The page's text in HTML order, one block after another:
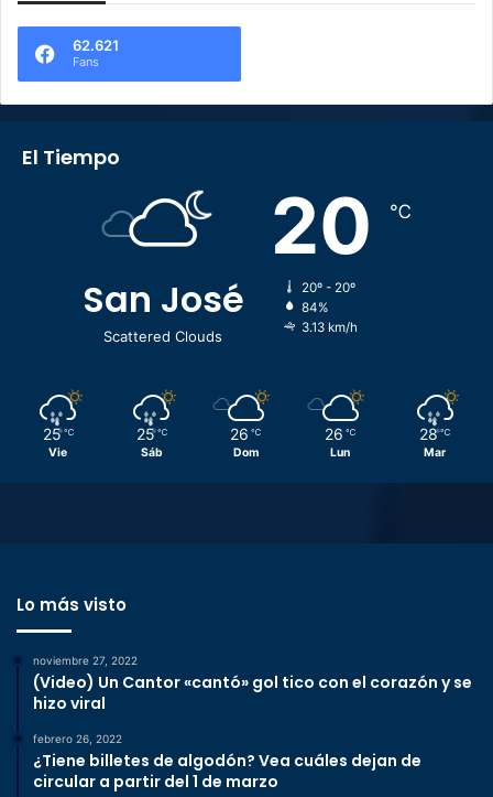
62.621
Fans
El Tiempo
San José
Scattered Clouds
20 ℃
20º - 20º
84%
3.13 km/h
25 ℃
Vie
25 ℃
Sáb
26 ℃
Dom
26 ℃
Lun
28 ℃
Mar
Lo más visto
noviembre 27, 2022
(Video) Un Cantor «cantó» gol tico con el corazón y se
hizo viral
febrero 26, 2022
¿Tiene billetes de algodón? Vea cuáles dejan de
circular a partir del 1 de marzo